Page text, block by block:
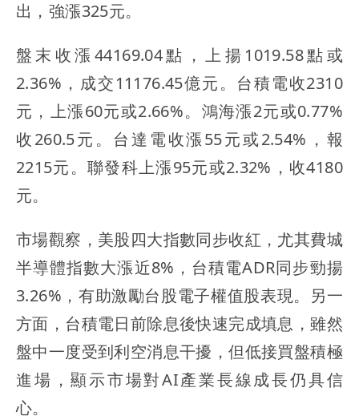
出，強漲325元。
盤末收漲44169.04點，上揚1019.58點或
2.36%，成交11176.45億元。台積電收2310
元，上漲60元或2.66%。鴻海漲2元或0.77%
收260.5元。台達電收漲55元或2.54%，報
2215元。聯發科上漲95元或2.32%，收4180
元。
市場觀察，美股四大指數同步收紅，尤其費城
半導體指數大漲近8%，台積電ADR同步勁揚
3.26%，有助激勵台股電子權值股表現。另一
方面，台積電日前除息後快速完成填息，雖然
盤中一度受到利空消息干擾，但低接買盤積極
進場，顯示市場對AI產業長線成長仍具信
心。